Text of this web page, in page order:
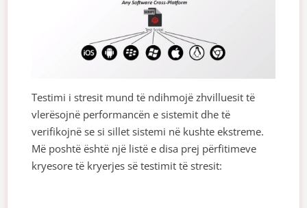
Testimi i stresit mund të ndihmojë zhvilluesit të
vlerësojnë performancën e sistemit dhe të
verifikojnë se si sillet sistemi në kushte ekstreme.
Më poshtë është një listë e disa prej përfitimeve
kryesore të kryerjes së testimit të stresit: